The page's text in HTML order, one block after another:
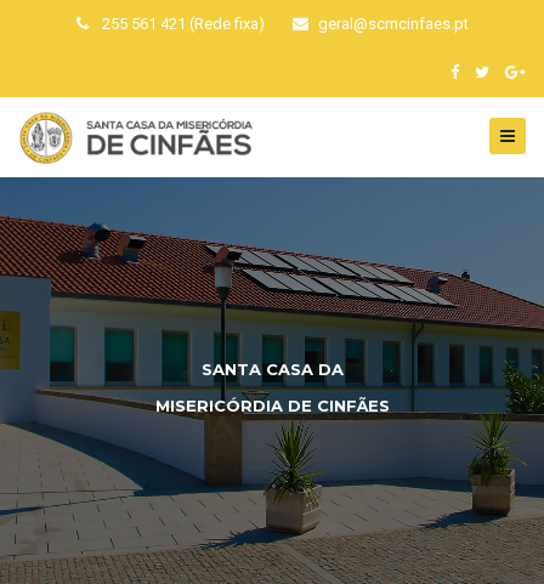
255 561 421 (Rede fixa) geral @scmcinfaes.pt
SANTA CASA DA
MISERICÓRDIA DE CINFÃES